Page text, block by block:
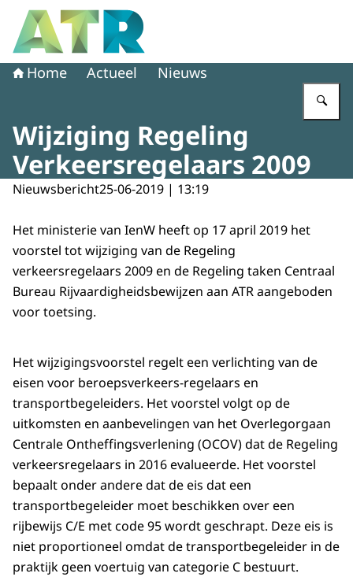
Naar de homepage van Adviescollege toetsing regeldruk
Home Actueel Nieuws
Wijziging Regeling
Verkeersregelaars 2009
Nieuwsbericht25-06-2019 | 13:19
Het ministerie van IenW heeft op 17 april 2019 het
voorstel tot wijziging van de Regeling
verkeersregelaars 2009 en de Regeling taken Centraal
Bureau Rijvaardigheidsbewijzen aan ATR aangeboden
voor toetsing.
Het wijzigingsvoorstel regelt een verlichting van de
eisen voor beroepsverkeers-regelaars en
transportbegeleiders. Het voorstel volgt op de
uitkomsten en aanbevelingen van het Overlegorgaan
Centrale Ontheffingsverlening (OCOV) dat de Regeling
verkeersregelaars in 2016 evalueerde. Het voorstel
bepaalt onder andere dat de eis dat een
transportbegeleider moet beschikken over een
rijbewijs C/E met code 95 wordt geschrapt. Deze eis is
niet proportioneel omdat de transportbegeleider in de
praktijk geen voertuig van categorie C bestuurt.